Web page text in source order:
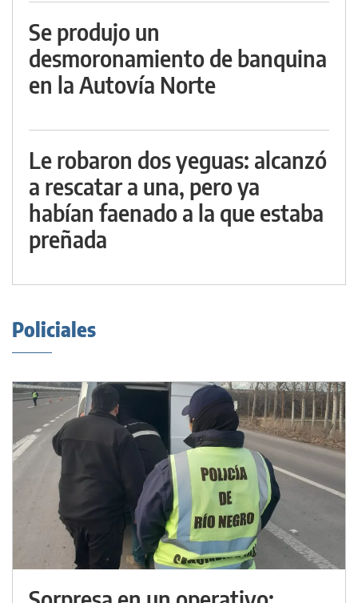
Se produjo un
desmoronamiento de banquina
en la Autovía Norte
Le robaron dos yeguas: alcanzó
a rescatar a una, pero ya
habían faenado a la que estaba
preñada
Policiales